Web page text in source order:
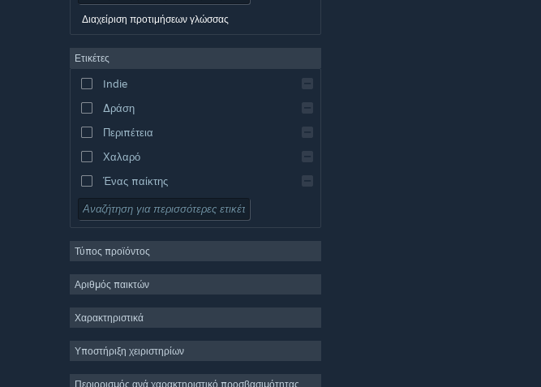
Δανικά
Αγγλικά
Ισπανικά – Ισπανία
Ισπανικά – Λατινική Αμερική
Διαχείριση προτιμήσεων γλώσσας
Ετικέτες
Indie
Δράση
Περιπέτεια
Χαλαρό
Ένας παίκτης
Προσομοίωση
Στρατηγική
2D
3D
Δωρεάν για παίξιμο
Τύπος προϊόντος
Αριθμός παικτών
Χαρακτηριστικά
Υποστήριξη χειριστηρίων
Περιορισμός ανά χαρακτηριστικό προσβασιμότητας